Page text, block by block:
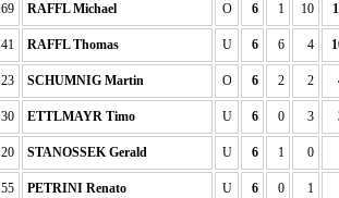
69 RAFFL Michael O 6 1 10
41 RAFFL Thomas U 6 6 4
23 SCHUMNIG Martin O 6 2 2
30 ETTLMAYR Timo U 6 0 3
20 STANOSSEK Gerald U 6 1 0
55 PETRINI Renato U 6 0 1